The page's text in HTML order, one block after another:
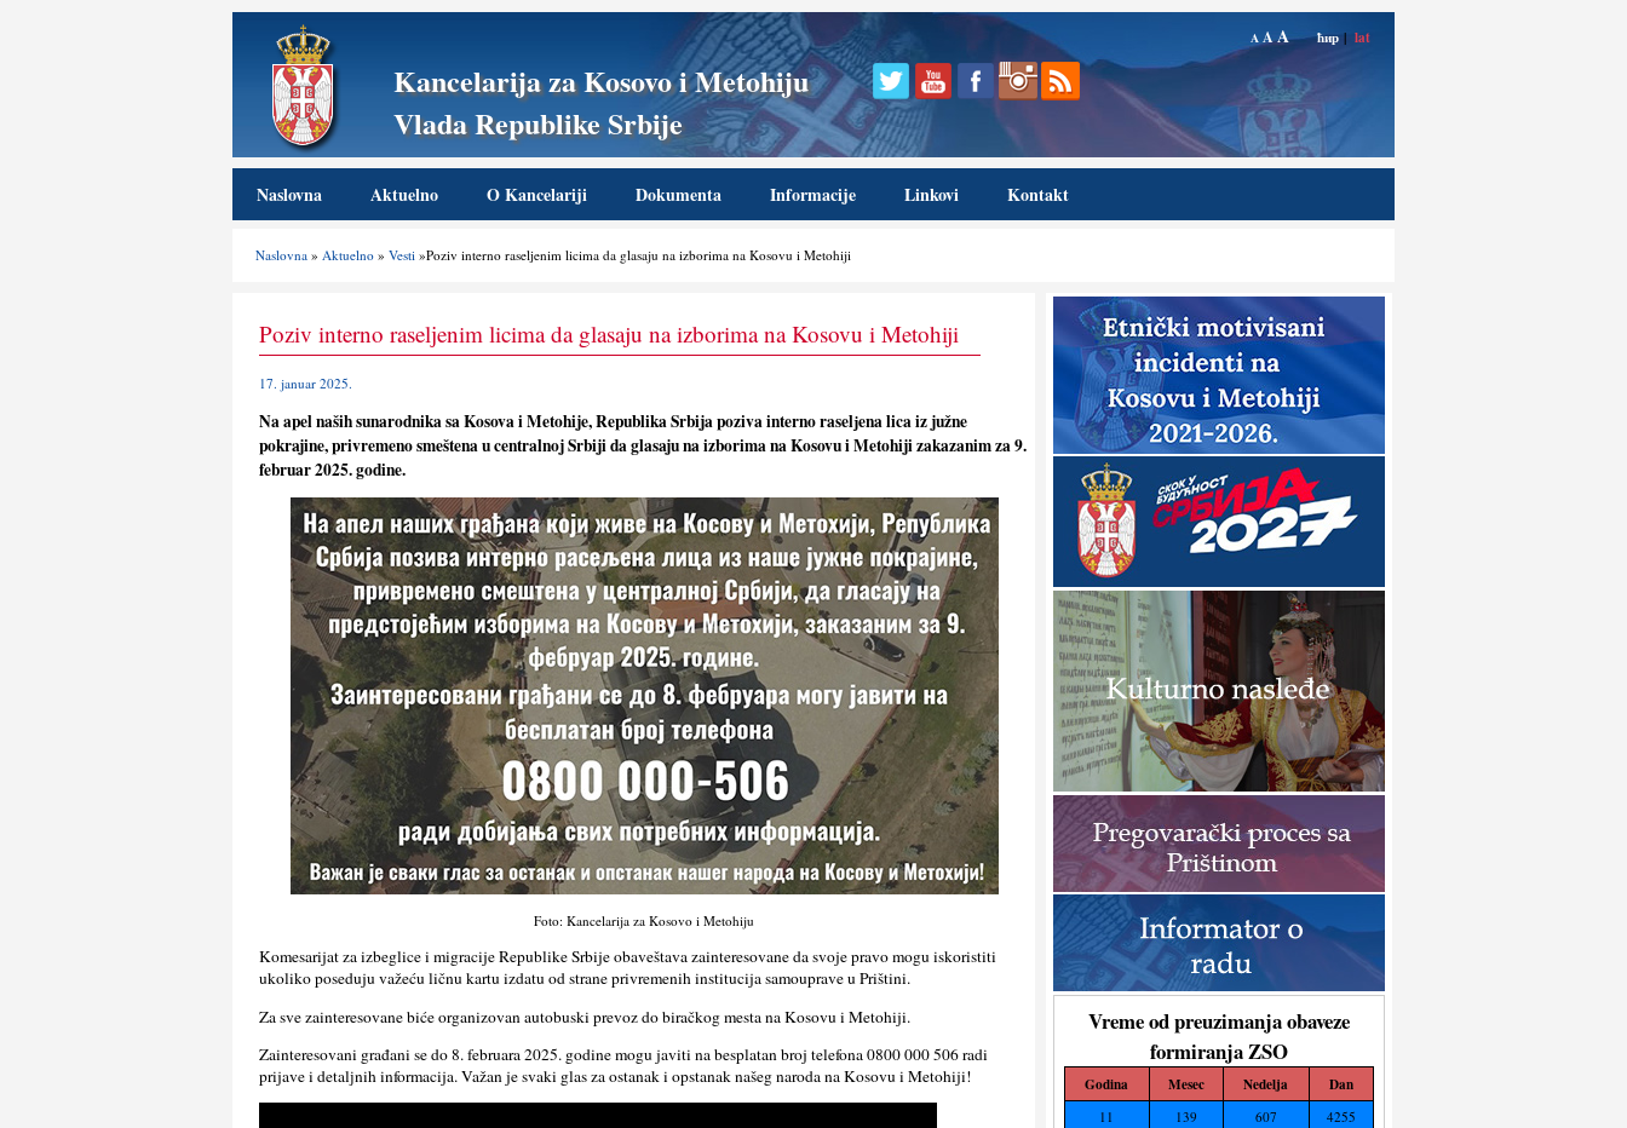
Kancelarija za Kosovo i Metohiju
Vlada Republike Srbije
A AA ћир | lat
Naslovna Aktuelno O Kancelariji Dokumenta Informacije Linkovi Kontakt
Naslovna »Aktuelno »Vesti »Poziv interno raselјenim licima da glasaju na izborima na Kosovu i Metohiji
Vreme od preuzimanja obaveze
formiranja ZSO
Godina Mesec Nedelja Dan
11 139 607 4255
Poziv interno raselјenim licima da glasaju na izborima na Kosovu i Metohiji
17. januar 2025.
Na apel naših sunarodnika sa Kosova i Metohije, Republika Srbija poziva interno raselјena lica iz južne
pokrajine, privremeno smeštena u centralnoj Srbiji da glasaju na izborima na Kosovu i Metohiji zakazanim za 9.
februar 2025. godine.
Foto: Kancelarija za Kosovo i Metohiju
Komesarijat za izbeglice i migracije Republike Srbije obaveštava zainteresovane da svoje pravo mogu iskoristiti
ukoliko poseduju važeću ličnu kartu izdatu od strane privremenih institucija samouprave u Prištini.
Za sve zainteresovane biće organizovan autobuski prevoz do biračkog mesta na Kosovu i Metohiji.
Zainteresovani građani se do 8. februara 2025. godine mogu javiti na besplatan broj telefona 0800 000 506 radi
prijave i detalјnih informacija. Važan je svaki glas za ostanak i opstanak našeg naroda na Kosovu i Metohiji!